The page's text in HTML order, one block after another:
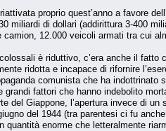
proprio quest’anno a favore
miliardi di dollari (addirittura 3-400
12.000 veicoli armati tra cui
è riduttivo, c’era anche il
ridotta e incapace di rifornire
comunista che ha
fattori che hanno indebolito
del Giappone, l’apertura invece di
del 1944 (tra parentesi ci fu
enorme che letteralmente